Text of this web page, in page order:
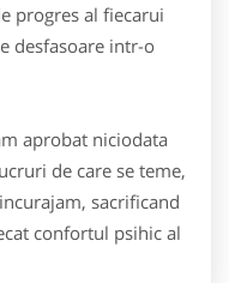
progres al fiecarui
desfasoare intr-o
aprobat niciodata
de care se teme,
sacrificand
confortul psihic al